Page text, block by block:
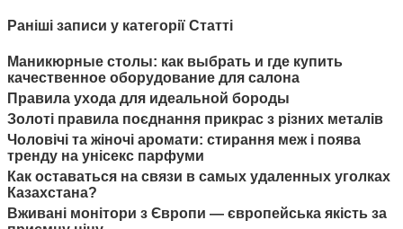
Раніші записи у категорії Статті
Маникюрные столы: как выбрать и где купить
качественное оборудование для салона
Правила ухода для идеальной бороды
Золоті правила поєднання прикрас з різних металів
Чоловічі та жіночі аромати: стирання меж і поява
тренду на унісекс парфуми
Как оставаться на связи в самых удаленных уголках
Казахстана?
Вживані монітори з Європи — європейська якість за